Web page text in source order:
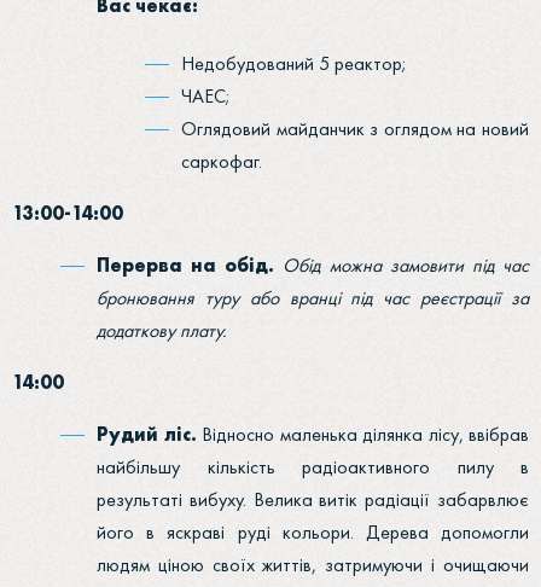
Вас чекає:
Недобудований 5 реактор;
ЧАЕС;
Оглядовий майданчик з оглядом на новий
саркофаг.
13:00-14:00
Перерва на обід. Обід можна замовити під час
бронювання туру або вранці під час реєстрації за
додаткову плату.
14:00
Рудий ліс. Відносно маленька ділянка лісу, ввібрав
найбільшу кількість радіоактивного пилу в
результаті вибуху. Велика витік радіації забарвлює
його в яскраві руді кольори. Дерева допомогли
людям ціною своїх життів, затримуючи і очищаючи